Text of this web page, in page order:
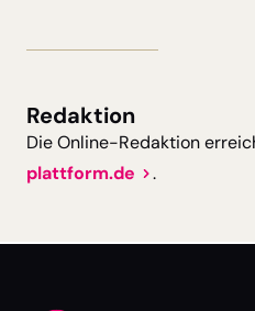
Redaktion
Die Online-Redaktion
plattform.de
.